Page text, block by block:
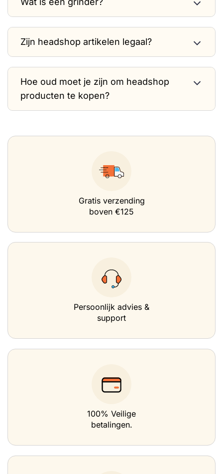
Zijn headshop artikelen legaal?
Hoe oud moet je zijn om headshop
producten te kopen?
Gratis verzending
boven €125
Persoonlijk advies &
support
100% Veilige
betalingen.